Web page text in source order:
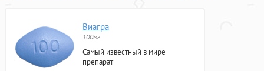
Виагра
100мг
Самый известный в мире
препарат